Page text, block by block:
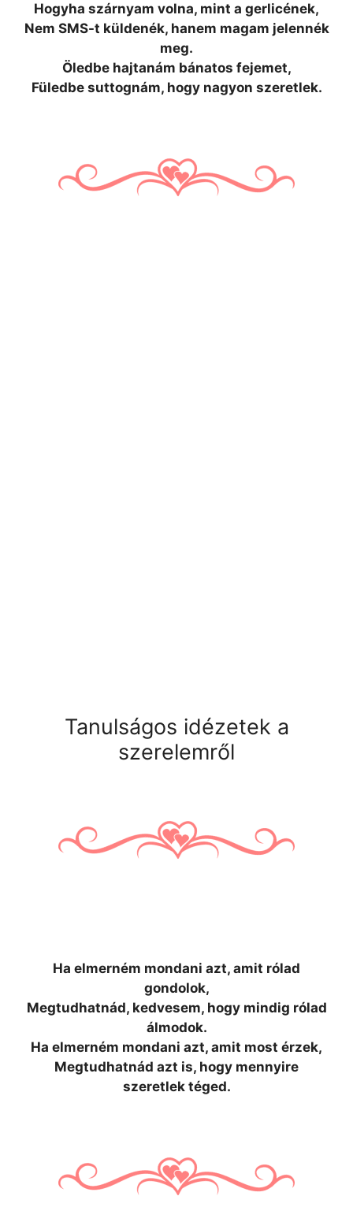
Hogyha szárnyam volna, mint a gerlicének,
Nem SMS-t küldenék, hanem magam jelennék
meg.
Öledbe hajtanám bánatos fejemet,
Füledbe suttognám, hogy nagyon szeretlek.
Tanulságos idézetek a
szerelemről
Ha elmerném mondani azt, amit rólad
gondolok,
Megtudhatnád, kedvesem, hogy mindig rólad
álmodok.
Ha elmerném mondani azt, amit most érzek,
Megtudhatnád azt is, hogy mennyire
szeretlek téged.